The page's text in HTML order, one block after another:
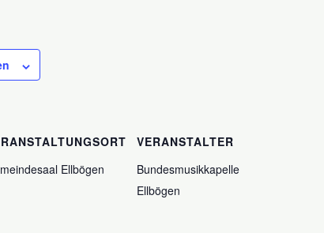
Ellbögen
VERANSTALTER
Bundesmusikkapelle
Ellbögen